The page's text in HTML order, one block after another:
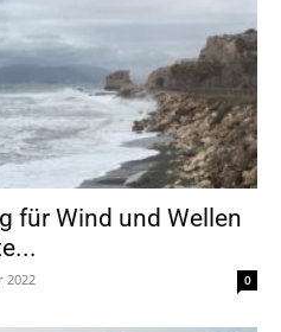
für Wind und Wellen
2022 0